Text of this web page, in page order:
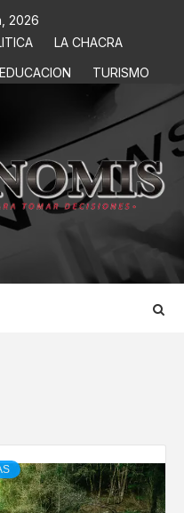
2026
LA CHACRA
EDUCACION TURISMO